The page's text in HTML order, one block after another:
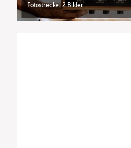
Fotostrecke: 2 Bilder